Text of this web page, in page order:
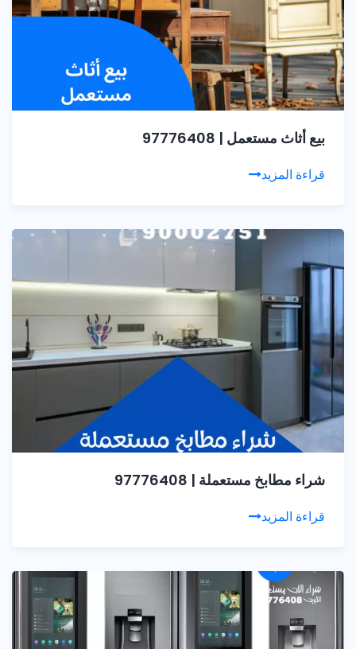
بيع أثاث مستعمل | 97776408
قراءة المزيد
شراء مطابخ مستعملة | 97776408
قراءة المزيد